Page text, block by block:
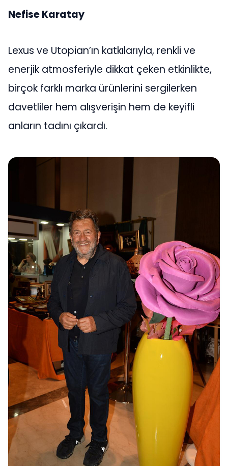
Nefise Karatay
Lexus ve Utopian’ın katkılarıyla, renkli ve
enerjik atmosferiyle dikkat çeken etkinlikte,
birçok farklı marka ürünlerini sergilerken
davetliler hem alışverişin hem de keyifli
anların tadını çıkardı.